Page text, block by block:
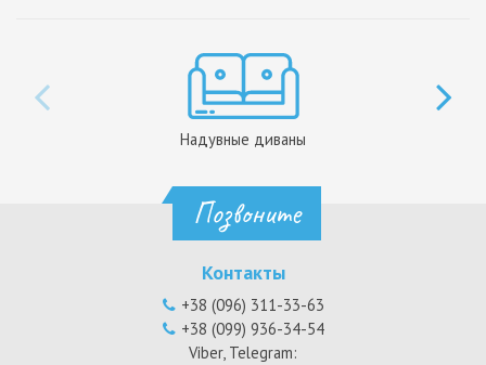
Надувные диваны
Позвоните
Контакты
+38 (096) 311-33-63
+38 (099) 936-34-54
Viber, Telegram: